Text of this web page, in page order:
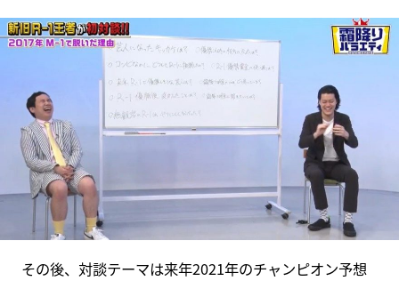
その後、対談テーマは来年2021年のチャンピオン予想